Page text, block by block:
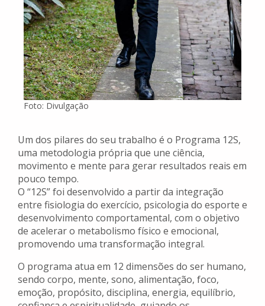
Foto: Divulgação
Um dos pilares do seu trabalho é o Programa 12S,
uma metodologia própria que une ciência,
movimento e mente para gerar resultados reais em
pouco tempo.
O “12S” foi desenvolvido a partir da integração
entre fisiologia do exercício, psicologia do esporte e
desenvolvimento comportamental, com o objetivo
de acelerar o metabolismo físico e emocional,
promovendo uma transformação integral.
O programa atua em 12 dimensões do ser humano,
sendo corpo, mente, sono, alimentação, foco,
emoção, propósito, disciplina, energia, equilíbrio,